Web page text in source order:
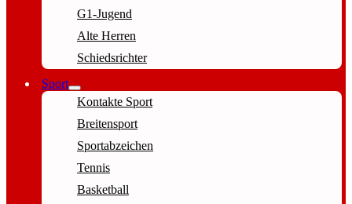
G1-Jugend
Alte Herren
Schiedsrichter
Sport
Kontakte Sport
Breitensport
Sportabzeichen
Tennis
Basketball